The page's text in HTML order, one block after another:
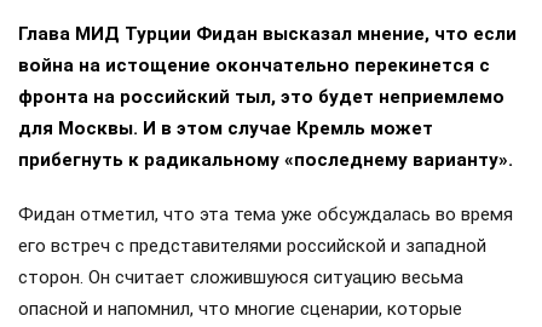
Глава МИД Турции Фидан высказал мнение, что если
война на истощение окончательно перекинется с
фронта на российский тыл, это будет неприемлемо
для Москвы. И в этом случае Кремль может
прибегнуть к радикальному «последнему варианту».
Фидан отметил, что эта тема уже обсуждалась во время
его встреч с представителями российской и западной
сторон. Он считает сложившуюся ситуацию весьма
опасной и напомнил, что многие сценарии, которые